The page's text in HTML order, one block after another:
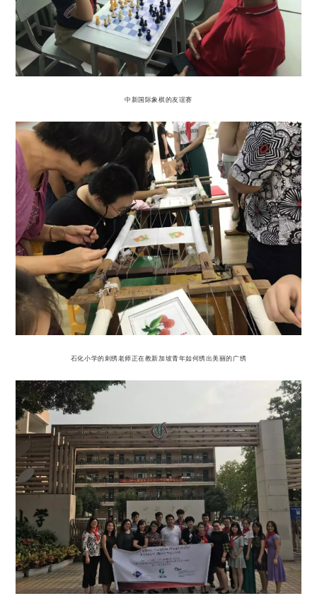
中新国际象棋的友谊赛
石化小学的刺绣老师正在教新加坡青年如何绣出美丽的广绣